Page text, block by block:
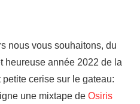
nous vous souhaitons, du
heureuse année 2022 de la
petite cerise sur le gateau:
une mixtape deOsiris